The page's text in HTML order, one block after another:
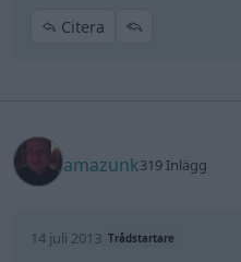
Citera
amazunk319 Inlägg
14 juli 2013 Trådstartare